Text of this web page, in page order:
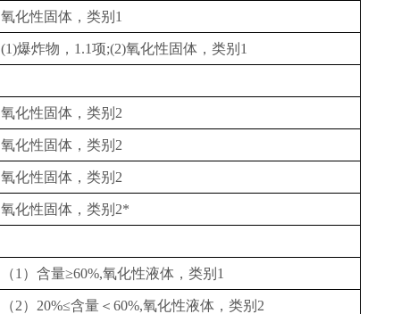
氧化性固体，类别 1
(1)爆炸物， 1.1项;(2)氧化性固体，类别 1
氧化性固体，类别 2
氧化性固体，类别 2
氧化性固体，类别 2
氧化性固体，类别 2*
（1 ）含量≥60%,氧化性液体，类别 1
（2） 20%≤含量＜ 60%,氧化性液体，类别 2